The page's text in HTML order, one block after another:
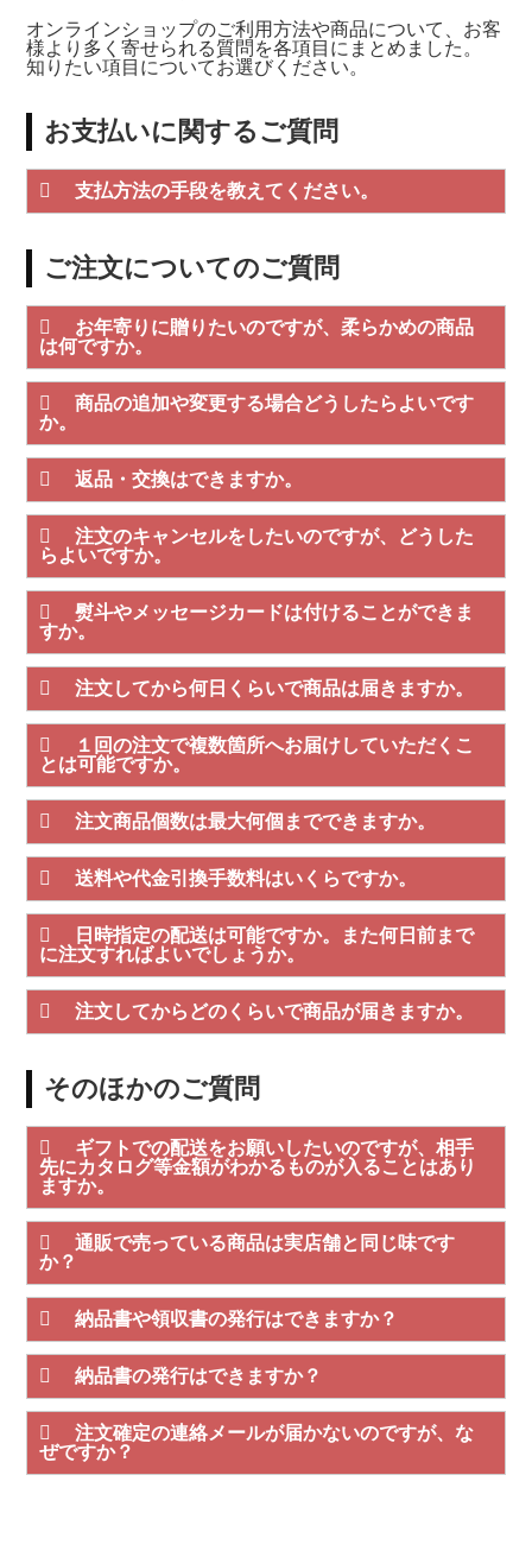
オンラインショップのご利用方法や商品について、お客
様より多く寄せられる質問を各項目にまとめました。
知りたい項目についてお選びください。
お支払いに関するご質問
支払方法の手段を教えてください。
ご注文についてのご質問
お年寄りに贈りたいのですが、柔らかめの商品
は何ですか。
商品の追加や変更する場合どうしたらよいです
か。
返品・交換はできますか。
注文のキャンセルをしたいのですが、どうした
らよいですか。
熨斗やメッセージカードは付けることができま
すか。
注文してから何日くらいで商品は届きますか。
１回の注文で複数箇所へお届けしていただくこ
とは可能ですか。
注文商品個数は最大何個までできますか。
送料や代金引換手数料はいくらですか。
日時指定の配送は可能ですか。また何日前まで
に注文すればよいでしょうか。
注文してからどのくらいで商品が届きますか。
そのほかのご質問
ギフトでの配送をお願いしたいのですが、相手
先にカタログ等金額がわかるものが入ることはあり
ますか。
通販で売っている商品は実店舗と同じ味です
か？
納品書や領収書の発行はできますか？
納品書の発行はできますか？
注文確定の連絡メールが届かないのですが、な
ぜですか？